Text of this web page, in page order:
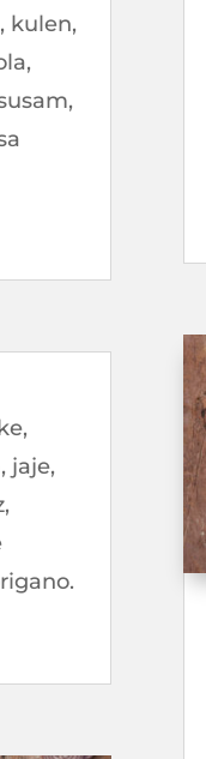
kulen,
jaje,